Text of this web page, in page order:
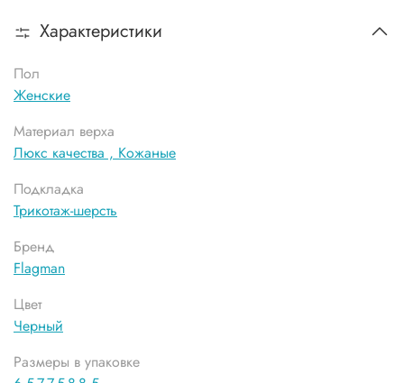
Характеристики
Пол
Женские
Материал верха
Люкс качества , Кожаные
Подкладка
Трикотаж-шерсть
Бренд
Flagman
Цвет
Черный
Размеры в упаковке